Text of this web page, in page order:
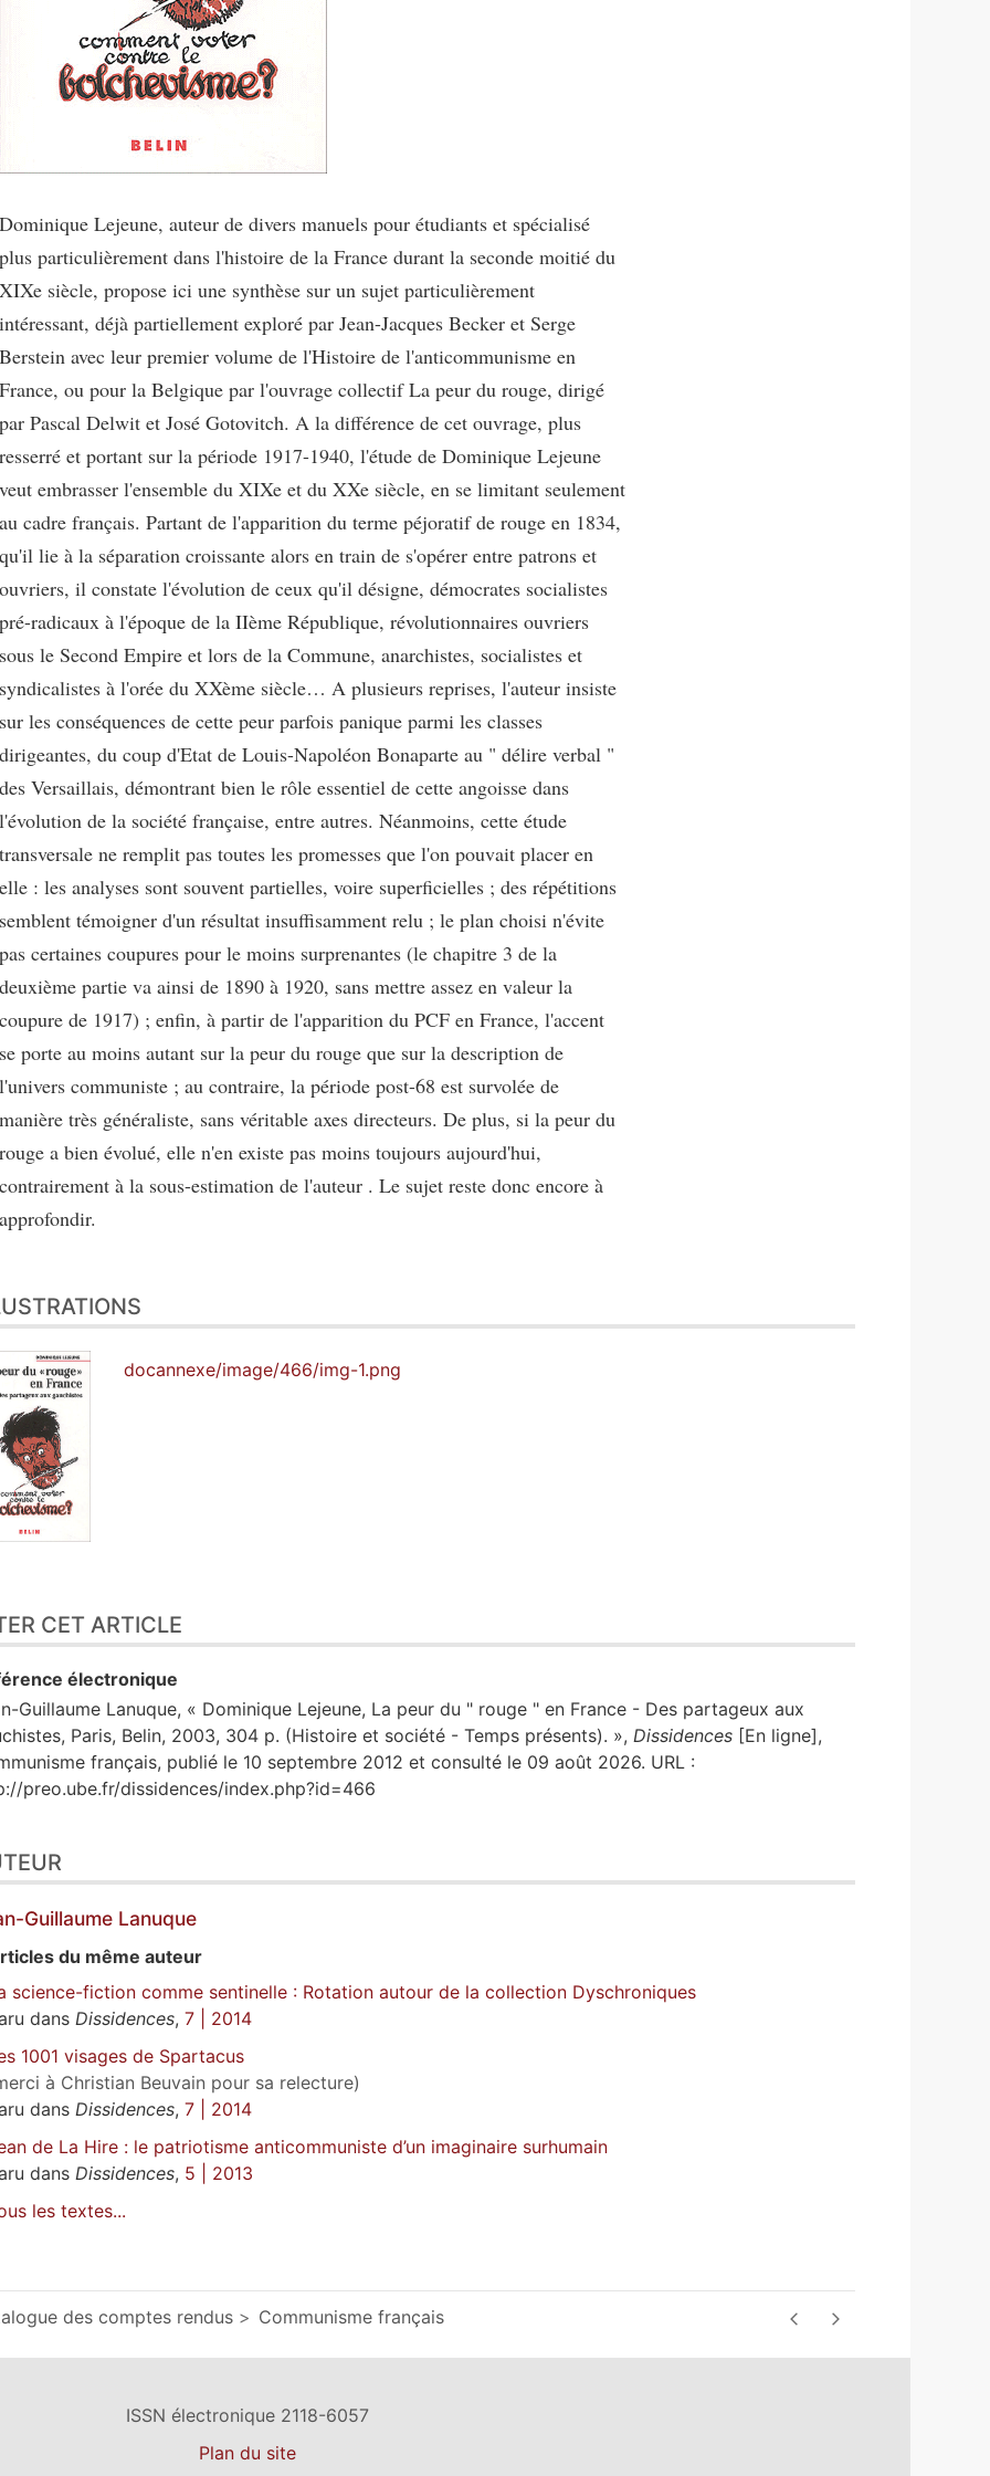
Dominique Lejeune, auteur de divers manuels pour étudiants et spécialisé
plus particulièrement dans l'histoire de la France durant la seconde moitié du
XIXe siècle, propose ici une synthèse sur un sujet particulièrement
intéressant, déjà partiellement exploré par Jean-Jacques Becker et Serge
Berstein avec leur premier volume de l'Histoire de l'anticommunisme en
France, ou pour la Belgique par l'ouvrage collectif La peur du rouge, dirigé
par Pascal Delwit et José Gotovitch. A la différence de cet ouvrage, plus
resserré et portant sur la période 1917-1940, l'étude de Dominique Lejeune
veut embrasser l'ensemble du XIXe et du XXe siècle, en se limitant seulement
au cadre français. Partant de l'apparition du terme péjoratif de rouge en 1834,
qu'il lie à la séparation croissante alors en train de s'opérer entre patrons et
ouvriers, il constate l'évolution de ceux qu'il désigne, démocrates socialistes
pré-radicaux à l'époque de la IIème République, révolutionnaires ouvriers
sous le Second Empire et lors de la Commune, anarchistes, socialistes et
syndicalistes à l'orée du XXème siècle… A plusieurs reprises, l'auteur insiste
sur les conséquences de cette peur parfois panique parmi les classes
dirigeantes, du coup d'Etat de Louis-Napoléon Bonaparte au " délire verbal "
des Versaillais, démontrant bien le rôle essentiel de cette angoisse dans
l'évolution de la société française, entre autres. Néanmoins, cette étude
transversale ne remplit pas toutes les promesses que l'on pouvait placer en
elle : les analyses sont souvent partielles, voire superficielles ; des répétitions
semblent témoigner d'un résultat insuffisamment relu ; le plan choisi n'évite
pas certaines coupures pour le moins surprenantes (le chapitre 3 de la
deuxième partie va ainsi de 1890 à 1920, sans mettre assez en valeur la
coupure de 1917) ; enfin, à partir de l'apparition du PCF en France, l'accent
se porte au moins autant sur la peur du rouge que sur la description de
l'univers communiste ; au contraire, la période post-68 est survolée de
manière très généraliste, sans véritable axes directeurs. De plus, si la peur du
rouge a bien évolué, elle n'en existe pas moins toujours aujourd'hui,
contrairement à la sous-estimation de l'auteur . Le sujet reste donc encore à
approfondir.
docannexe/image/466/img-1.png
CET ARTICLE
électronique
Guillaume Lanuque, « Dominique Lejeune, La peur du " rouge " en France - Des partageux aux
Paris, Belin, 2003, 304 p. (Histoire et société - Temps présents). », Dissidences [En ligne],
français, publié le 10 septembre 2012 et consulté le 09 août 2026. URL :
preo.ube.fr/dissidences/index.php?id=466
Guillaume Lanuque
du même auteur
science-fiction comme sentinelle : Rotation autour de la collection Dyschroniques
dans Dissidences, 7 | 2014
1001 visages de Spartacus
à Christian Beuvain pour sa relecture)
dans Dissidences, 7 | 2014
de La Hire : le patriotisme anticommuniste d’un imaginaire surhumain
dans Dissidences, 5 | 2013
les textes...
des comptes rendus Communisme français
ISSN électronique 2118-6057
Plan du site